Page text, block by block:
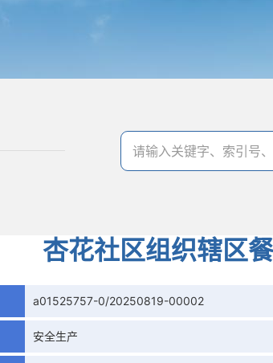
杏花社区组织辖区
a01525757-0/20250819-00002
安全生产